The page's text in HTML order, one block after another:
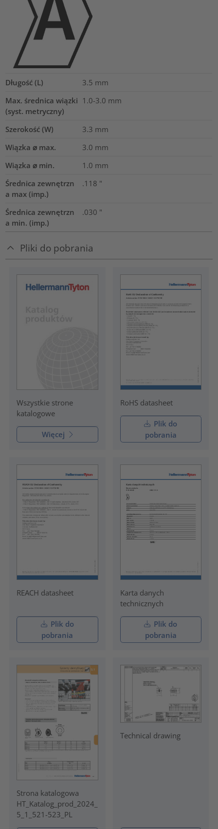
Długość (L) 3.5 mm
Max. średnica wiązki
(syst. metryczny)
1.0-3.0 mm
Szerokość (W) 3.3 mm
Wiązka ⌀ max.
3.0 mm
Wiązka ⌀ min.
1.0 mm
Średnica zewnętrzn
a max (imp.)
.118 "
Średnica zewnętrzn
a min. (imp.)
.030 "
Pliki do pobrania
Wszystkie strone
katalogowe
Więcej
RoHS datasheet
Plik do
pobrania
REACH datasheet
Plik do
pobrania
Karta danych
technicznych
Plik do
pobrania
Strona katalogowa
HT_Katalog_prod_2024_
5_1_521-523_PL
Technical drawing